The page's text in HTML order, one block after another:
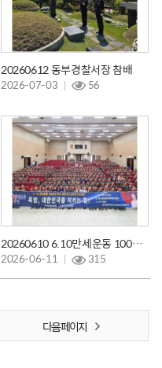
20260612 동부경찰서장 참배
2026-07-03 56
20260610 6.10만세운동 100주년 기념 군부대 특강
2026-06-11 315
다음 페이지